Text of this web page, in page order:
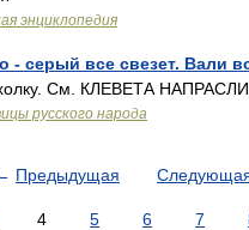
энциклопедия
- серый все свезет. Вали
См. КЛЕВЕТА
русского народа
Предыдущая
4 5 6 7